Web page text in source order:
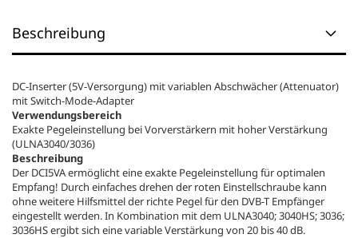
Beschreibung
DC-Inserter (5V-Versorgung) mit variablen Abschwächer (Attenuator)
mit Switch-Mode-Adapter
Verwendungsbereich
Exakte Pegeleinstellung bei Vorverstärkern mit hoher Verstärkung
(ULNA3040/3036)
Beschreibung
Der DCI5VA ermöglicht eine exakte Pegeleinstellung für optimalen
Empfang! Durch einfaches drehen der roten Einstellschraube kann
ohne weitere Hilfsmittel der richte Pegel für den DVB-T Empfänger
eingestellt werden. In Kombination mit dem ULNA3040; 3040HS; 3036;
3036HS ergibt sich eine variable Verstärkung von 20 bis 40 dB.